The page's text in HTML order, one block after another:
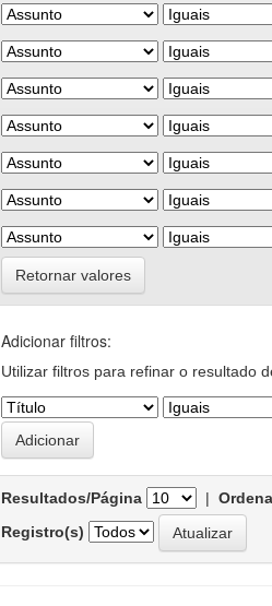
Retornar valores
Adicionar filtros:
Utilizar filtros para refinar o resultado
Resultados/Página |
Registro(s)